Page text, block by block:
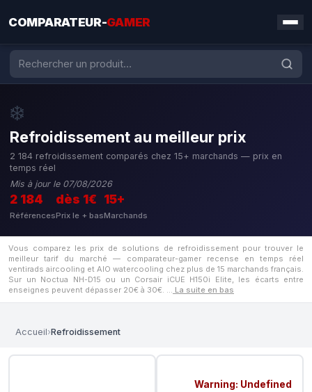
COMPARATEUR-GAMER
❄️
Refroidissement au meilleur prix
2 184 refroidissement comparés chez 15+ marchands — prix en
temps réel
Mis à jour le 07/08/2026
2 184
Références
dès 1€
Prix le + bas
15+
Marchands
Vous comparez les prix de solutions de refroidissement pour trouver le
meilleur tarif du marché — comparateur-gamer recense en temps réel
ventirads aircooling et AIO watercooling chez plus de 15 marchands français.
Sur un Noctua NH-D15 ou un Corsair iCUE H150i Elite, les écarts entre
enseignes peuvent dépasser 20€ à 30€. … La suite en bas
Accueil›Refroidissement
Warning: Undefined